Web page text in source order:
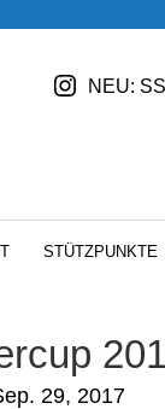
NEU:
STÜTZPUNKTE
29, 2017